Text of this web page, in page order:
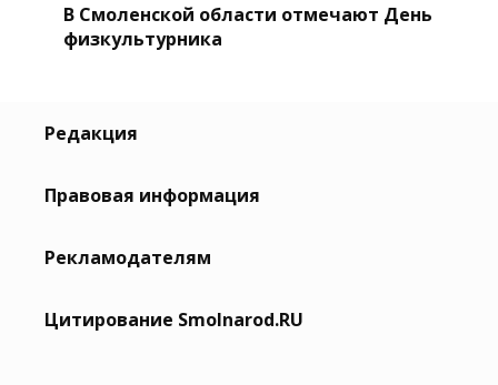
В Смоленской области отмечают День
физкультурника
Редакция
Правовая информация
Рекламодателям
Цитирование Smolnarod.RU